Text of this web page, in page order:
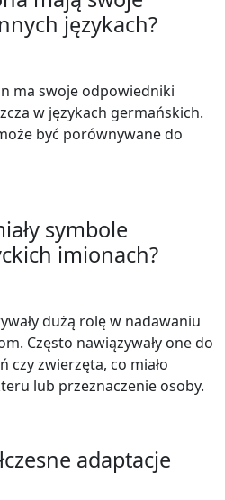
językach?
ma swoje odpowiedniki
w językach germańskich.
być porównywane do
symbole
imionach?
dużą rolę w nadawaniu
Często nawiązywały one do
czy zwierzęta, co miało
lub przeznaczenie osoby.
adaptacje